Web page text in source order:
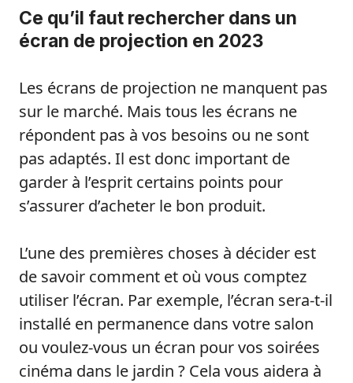
Ce qu’il faut rechercher dans un
écran de projection en 2023
Les écrans de projection ne manquent pas
sur le marché. Mais tous les écrans ne
répondent pas à vos besoins ou ne sont
pas adaptés. Il est donc important de
garder à l’esprit certains points pour
s’assurer d’acheter le bon produit.
L’une des premières choses à décider est
de savoir comment et où vous comptez
utiliser l’écran. Par exemple, l’écran sera-t-il
installé en permanence dans votre salon
ou voulez-vous un écran pour vos soirées
cinéma dans le jardin ? Cela vous aidera à